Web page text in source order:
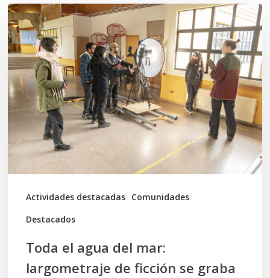
Actividades destacadas Comunidades
Destacados
Toda
el
agua
del
mar:
largometraje
de
ficción
se
graba
Toda el agua del mar:
largometraje de ficción se graba